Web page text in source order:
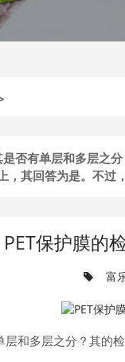
否有单层和多层之
，其回答为是。不
PET保护膜的
富
和多层之分？其的